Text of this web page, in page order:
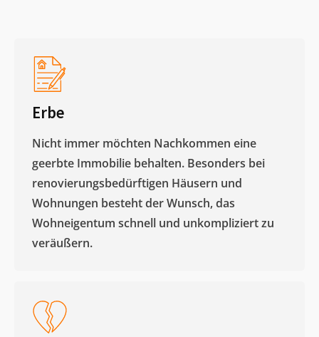
Erbe
Nicht immer möchten Nachkommen eine
geerbte Immobilie behalten. Besonders bei
renovierungsbedürftigen Häusern und
Wohnungen besteht der Wunsch, das
Wohneigentum schnell und unkompliziert zu
veräußern. ​